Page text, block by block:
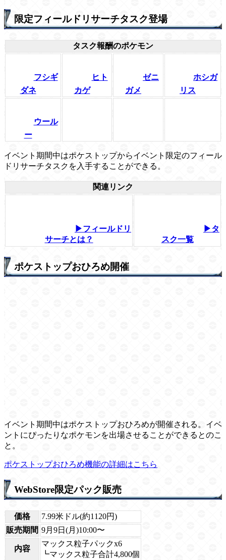
限定フィールドリサーチタスク登場
タスク報酬のポケモン
フシギ
ダネ
ヒト
カゲ
ゼニ
ガメ
ホシガ
リス
ウール
ー
イベント期間中はポケストップからイベント限定のフィール
ドリサーチタスクを入手することができる。
関連リンク
▶フィールドリ
サーチとは？
▶タ
スク一覧
ポケストップおひろめ開催
イベント期間中はポケストップおひろめが開催される。イベ
ントにぴったりなポケモンを出場させることができるとのこ
と。
ポケストップおひろめ機能の詳細はこちら
WebStore限定パック販売
価格 7.99米ドル(約1120円)
販売期間 9月9日(月)10:00〜
内容
マックス粒子パックx6
┗マックス粒子合計4,800個